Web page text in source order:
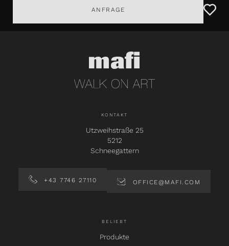
ANFRAGE
KONTAKT
Utzweihstraße 25
5212
Schneegattern
+43 7746 27110 OFFICE@MAFI.COM
BELIEBT
Produkte